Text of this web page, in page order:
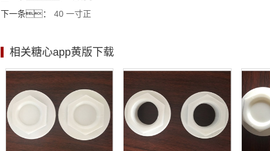
下一条：
40 一寸正
相关糖心app黄版下载